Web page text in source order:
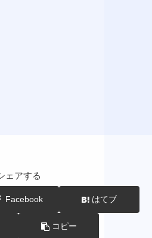
ェアする
Facebook はてブ
コピー